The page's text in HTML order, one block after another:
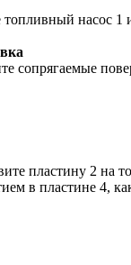
насос 1
сопрягаемые
пластину 2 на
в пластине 4,